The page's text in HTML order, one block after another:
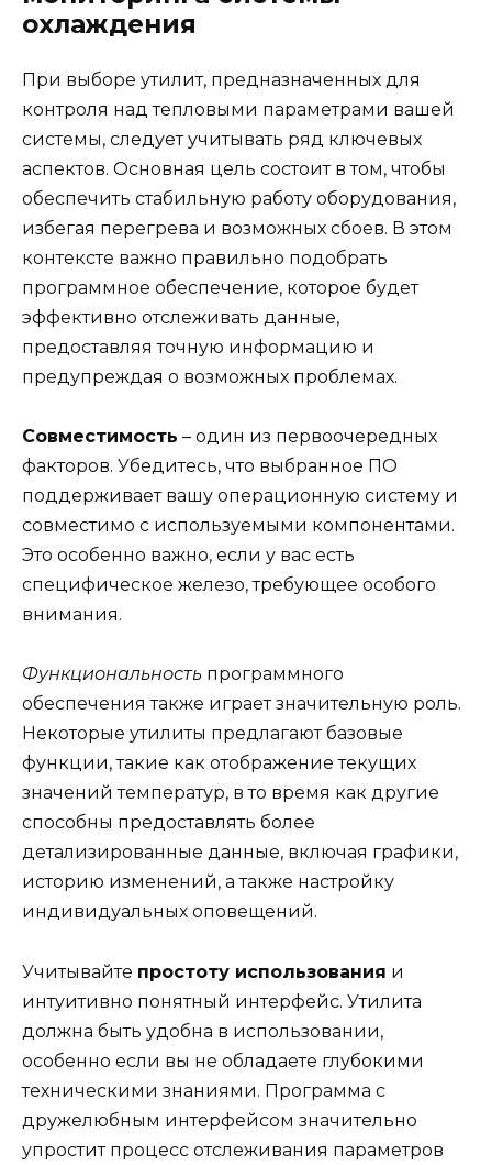
охлаждения
При выборе утилит, предназначенных для
контроля над тепловыми параметрами вашей
системы, следует учитывать ряд ключевых
аспектов. Основная цель состоит в том, чтобы
обеспечить стабильную работу оборудования,
избегая перегрева и возможных сбоев. В этом
контексте важно правильно подобрать
программное обеспечение, которое будет
эффективно отслеживать данные,
предоставляя точную информацию и
предупреждая о возможных проблемах.
Совместимость – один из первоочередных
факторов. Убедитесь, что выбранное ПО
поддерживает вашу операционную систему и
совместимо с используемыми компонентами.
Это особенно важно, если у вас есть
специфическое железо, требующее особого
внимания.
Функциональность программного
обеспечения также играет значительную роль.
Некоторые утилиты предлагают базовые
функции, такие как отображение текущих
значений температур, в то время как другие
способны предоставлять более
детализированные данные, включая графики,
историю изменений, а также настройку
индивидуальных оповещений.
Учитывайте простоту использования и
интуитивно понятный интерфейс. Утилита
должна быть удобна в использовании,
особенно если вы не обладаете глубокими
техническими знаниями. Программа с
дружелюбным интерфейсом значительно
упростит процесс отслеживания параметров